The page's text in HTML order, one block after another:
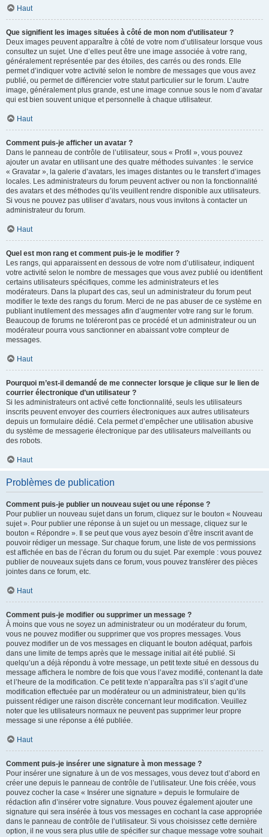
Haut
Que signifient les images situées à côté de mon nom d’utilisateur ?
Deux images peuvent apparaître à côté de votre nom d’utilisateur lorsque vous
consultez un sujet. Une d’elles peut être une image associée à votre rang,
généralement représentée par des étoiles, des carrés ou des ronds. Elle
permet d’indiquer votre activité selon le nombre de messages que vous avez
publié, ou permet de différencier votre statut particulier sur le forum. L’autre
image, généralement plus grande, est une image connue sous le nom d’avatar
qui est bien souvent unique et personnelle à chaque utilisateur.
Haut
Comment puis-je afficher un avatar ?
Dans le panneau de contrôle de l’utilisateur, sous « Profil », vous pouvez
ajouter un avatar en utilisant une des quatre méthodes suivantes : le service
« Gravatar », la galerie d’avatars, les images distantes ou le transfert d’images
locales. Les administrateurs du forum peuvent activer ou non la fonctionnalité
des avatars et des méthodes qu’ils veuillent rendre disponible aux utilisateurs.
Si vous ne pouvez pas utiliser d’avatars, nous vous invitons à contacter un
administrateur du forum.
Haut
Quel est mon rang et comment puis-je le modifier ?
Les rangs, qui apparaissent en dessous de votre nom d’utilisateur, indiquent
votre activité selon le nombre de messages que vous avez publié ou identifient
certains utilisateurs spécifiques, comme les administrateurs et les
modérateurs. Dans la plupart des cas, seul un administrateur du forum peut
modifier le texte des rangs du forum. Merci de ne pas abuser de ce système en
publiant inutilement des messages afin d’augmenter votre rang sur le forum.
Beaucoup de forums ne toléreront pas ce procédé et un administrateur ou un
modérateur pourra vous sanctionner en abaissant votre compteur de
messages.
Haut
Pourquoi m’est-il demandé de me connecter lorsque je clique sur le lien de
courrier électronique d’un utilisateur ?
Si les administrateurs ont activé cette fonctionnalité, seuls les utilisateurs
inscrits peuvent envoyer des courriers électroniques aux autres utilisateurs
depuis un formulaire dédié. Cela permet d’empêcher une utilisation abusive
du système de messagerie électronique par des utilisateurs malveillants ou
des robots.
Haut
Problèmes de publication
Comment puis-je publier un nouveau sujet ou une réponse ?
Pour publier un nouveau sujet dans un forum, cliquez sur le bouton « Nouveau
sujet ». Pour publier une réponse à un sujet ou un message, cliquez sur le
bouton « Répondre ». Il se peut que vous ayez besoin d’être inscrit avant de
pouvoir rédiger un message. Sur chaque forum, une liste de vos permissions
est affichée en bas de l’écran du forum ou du sujet. Par exemple : vous pouvez
publier de nouveaux sujets dans ce forum, vous pouvez transférer des pièces
jointes dans ce forum, etc.
Haut
Comment puis-je modifier ou supprimer un message ?
À moins que vous ne soyez un administrateur ou un modérateur du forum,
vous ne pouvez modifier ou supprimer que vos propres messages. Vous
pouvez modifier un de vos messages en cliquant le bouton adéquat, parfois
dans une limite de temps après que le message initial ait été publié. Si
quelqu’un a déjà répondu à votre message, un petit texte situé en dessous du
message affichera le nombre de fois que vous l’avez modifié, contenant la date
et l’heure de la modification. Ce petit texte n’apparaîtra pas s’il s’agit d’une
modification effectuée par un modérateur ou un administrateur, bien qu’ils
puissent rédiger une raison discrète concernant leur modification. Veuillez
noter que les utilisateurs normaux ne peuvent pas supprimer leur propre
message si une réponse a été publiée.
Haut
Comment puis-je insérer une signature à mon message ?
Pour insérer une signature à un de vos messages, vous devez tout d’abord en
créer une depuis le panneau de contrôle de l’utilisateur. Une fois créée, vous
pouvez cocher la case « Insérer une signature » depuis le formulaire de
rédaction afin d’insérer votre signature. Vous pouvez également ajouter une
signature qui sera insérée à tous vos messages en cochant la case appropriée
dans le panneau de contrôle de l’utilisateur. Si vous choisissez cette dernière
option, il ne vous sera plus utile de spécifier sur chaque message votre souhait